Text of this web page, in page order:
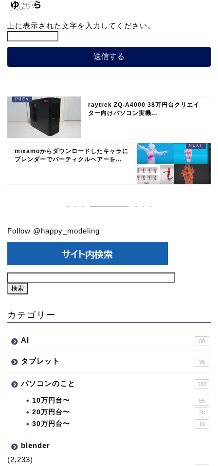
上に表示された文字を入力してください。
raytrek ZQ-A4000 38万円台クリエイ
ター向けパソコン実機...
mixamoからダウンロードしたキャラに
ブレンダーでパーティクルヘアーを...
Follow @happy_modeling
カテゴリー
AI 80
タブレット 36
パソコンのこと 182
10万円台〜 65
20万円台〜 28
30万円台〜 19
blender
(2,233)